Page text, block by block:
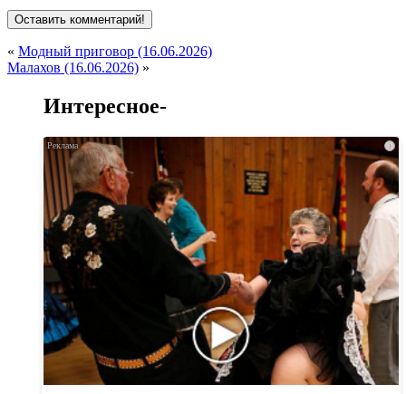
« Модный приговор (16.06.2026)
Малахов (16.06.2026) »
Интересное-
i